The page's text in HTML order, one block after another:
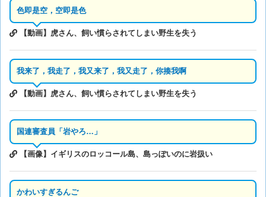
色即是空，空即是色
【動画】虎さん、飼い慣らされてしまい野生を失う
我来了，我走了，我又来了，我又走了，你揍我啊
【動画】虎さん、飼い慣らされてしまい野生を失う
国連審査員「岩やろ…」
【画像】イギリスのロッコール島、島っぽいのに岩扱い
かわいすぎるんご